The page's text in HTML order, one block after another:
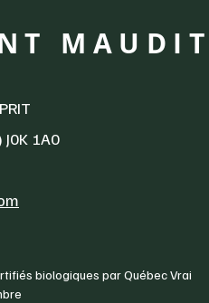
MAUDIT
J0K 1A0
biologiques par Québec Vrai